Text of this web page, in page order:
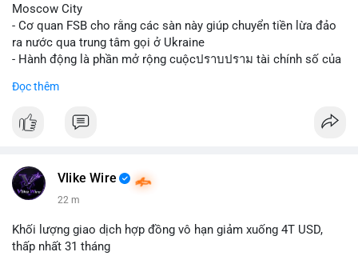
Moscow City
- Cơ quan FSB cho rằng các sàn này giúp chuyển tiền lừa đảo
ra nước qua trung tâm gọi ở Ukraine
- Hành động là phần mở rộng cuộcปราบปราม tài chính số của
📰 Nguồn: Cointelegraph
Đọc thêm
Vlike Wire
22 m
Khối lượng giao dịch hợp đồng vô hạn giảm xuống 4T USD,
thấp nhất 31 tháng